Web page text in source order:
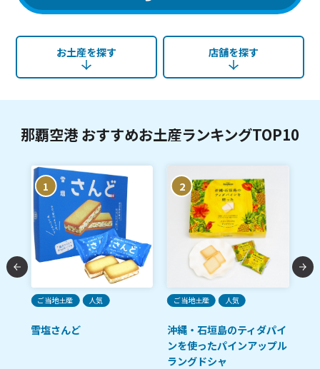
お土産を探す 店舗を探す
那覇空港 おすすめお土産ランキングTOP10
1
ご当地土産 人気
雪塩さんど
2
ご当地土産 人気
沖縄・石垣島のティダパイ
ンを使ったパインアップル
ラングドシャ